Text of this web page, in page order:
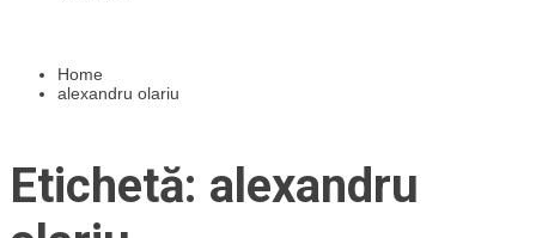
Home
alexandru olariu
Etichetă: alexandru